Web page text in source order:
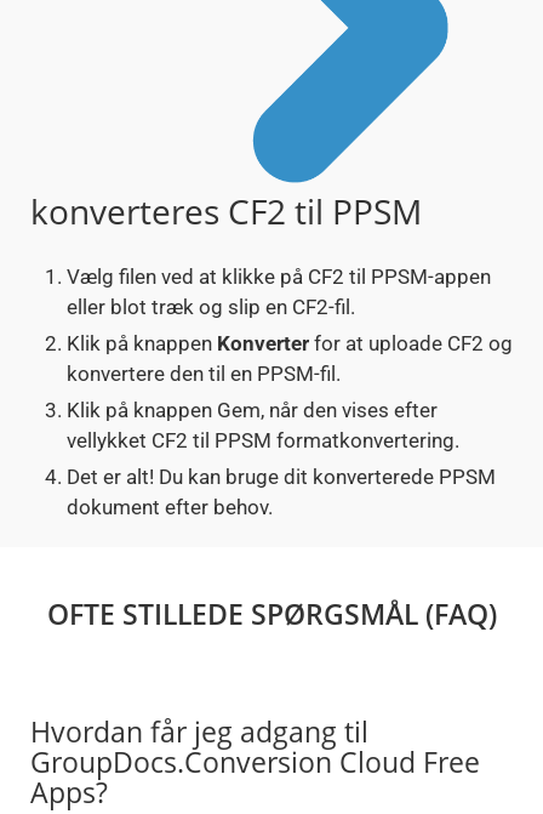
konverteres CF2 til PPSM
Vælg filen ved at klikke på CF2 til PPSM-appen
eller blot træk og slip en CF2-fil.
Klik på knappen Konverter for at uploade CF2 og
konvertere den til en PPSM-fil.
Klik på knappen Gem, når den vises efter
vellykket CF2 til PPSM formatkonvertering.
Det er alt! Du kan bruge dit konverterede PPSM
dokument efter behov.
OFTE STILLEDE SPØRGSMÅL (FAQ)
Hvordan får jeg adgang til
GroupDocs.Conversion Cloud Free
Apps?